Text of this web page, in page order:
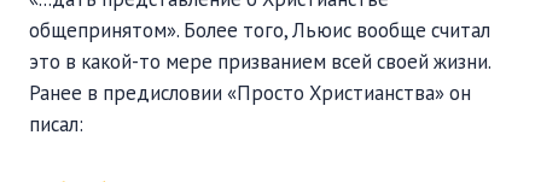
общепринятом». Более того, Льюис вообще считал
это в какой-то мере призванием всей своей жизни.
Ранее в предисловии «Просто Христианства» он
писал: